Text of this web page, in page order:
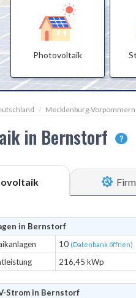
Photovoltaik
Mecklenburg-Vorpommern
in Bernstorf ?
in Bernstorf
10 (Datenbank öffnen)
216,45 kWp
Strom in Bernstorf